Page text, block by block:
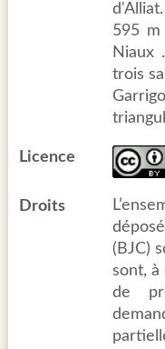
595
Niaux
trois
Licence
Droits
(BJC)
sont,
de